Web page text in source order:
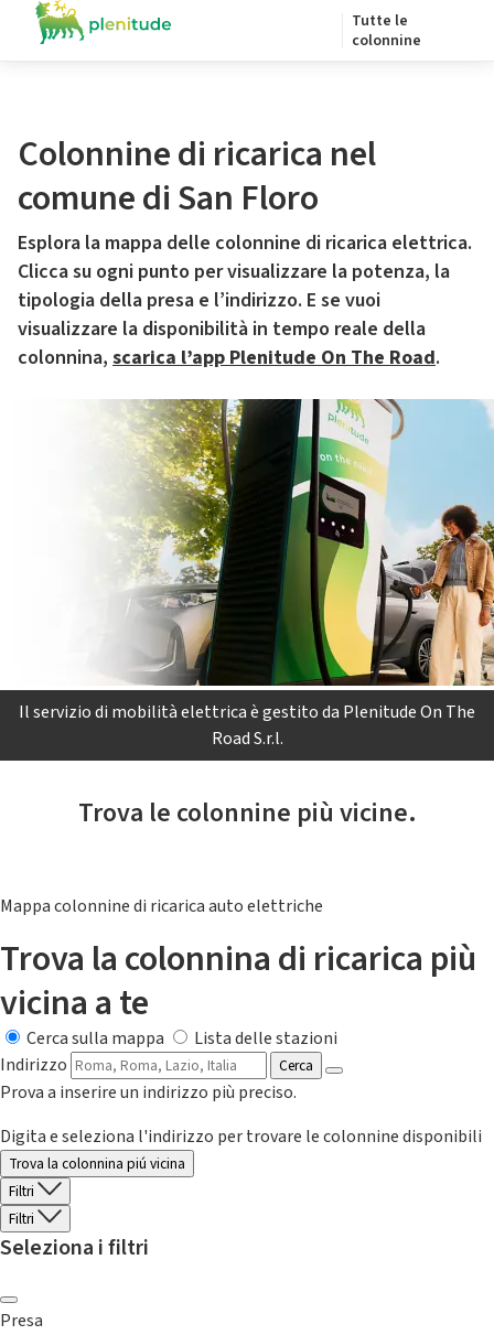
Tutte le
colonnine
Colonnine di ricarica nel
comune di San Floro
Esplora la mappa delle colonnine di ricarica elettrica.
Clicca su ogni punto per visualizzare la potenza, la
tipologia della presa e l’indirizzo. E se vuoi
visualizzare la disponibilità in tempo reale della
colonnina, scarica l’app Plenitude On The Road.
Il servizio di mobilità elettrica è gestito da Plenitude On The
Road S.r.l.
Trova le colonnine più vicine.
Mappa colonnine di ricarica auto elettriche
Trova la colonnina di ricarica più
vicina a te
Cerca sulla mappa
Lista delle stazioni
Indirizzo
Cerca
Prova a inserire un indirizzo più preciso.
Digita e seleziona l'indirizzo per trovare le colonnine disponibili
Trova la colonnina piú vicina
Filtri
Filtri
Seleziona i filtri
Presa